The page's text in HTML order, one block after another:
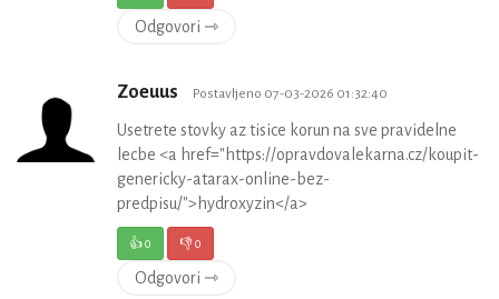
Odgovori ⇾
Zoeuus Postavljeno 07-03-2026 01:32:40
Usetrete stovky az tisice korun na sve pravidelne
lecbe <a href="https://opravdovalekarna.cz/koupit-
genericky-atarax-online-bez-
predpisu/">hydroxyzin</a>
👍0 👎0
Odgovori ⇾